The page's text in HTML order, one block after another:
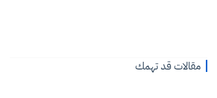
مقالات قد تهمك